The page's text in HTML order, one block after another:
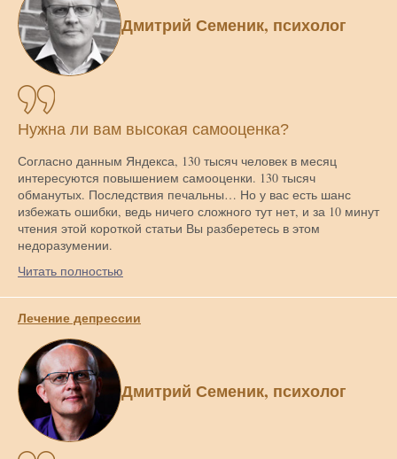
Дмитрий Семеник, психолог
Нужна ли вам высокая самооценка?
Согласно данным Яндекса, 130 тысяч человек в месяц
интересуются повышением самооценки. 130 тысяч
обманутых. Последствия печальны… Но у вас есть шанс
избежать ошибки, ведь ничего сложного тут нет, и за 10 минут
чтения этой короткой статьи Вы разберетесь в этом
недоразумении.
Читать полностью
Лечение депрессии
Дмитрий Семеник, психолог